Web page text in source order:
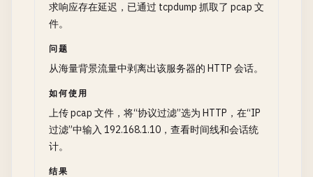
求响应存在延迟，已通过 tcpdump 抓取了 pcap 文
件。
问题
从海量背景流量中剥离出该服务器的 HTTP 会话。
如何使用
上传 pcap 文件，将“协议过滤”选为 HTTP，在“IP
过滤”中输入 192.168.1.10，查看时间线和会话统
计。
结果